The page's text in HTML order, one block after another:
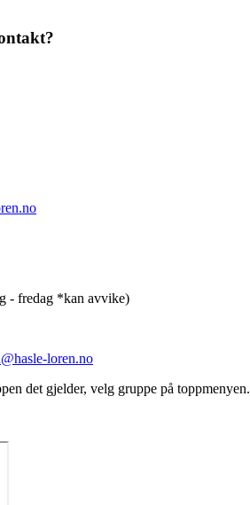
- fredag *kan avvike)
loren.no
det gjelder, velg gruppe på toppmenyen.